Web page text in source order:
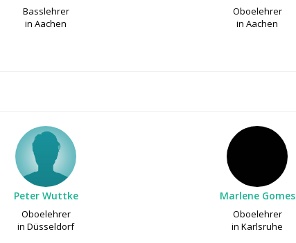
Basslehrer
in Aachen
Oboelehrer
in Aachen
Peter Wuttke
Oboelehrer
in Düsseldorf
Marlene Gomes
Oboelehrer
in Karlsruhe